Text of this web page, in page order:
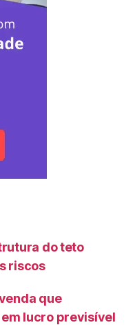
do teto
riscos
que
lucro previsível